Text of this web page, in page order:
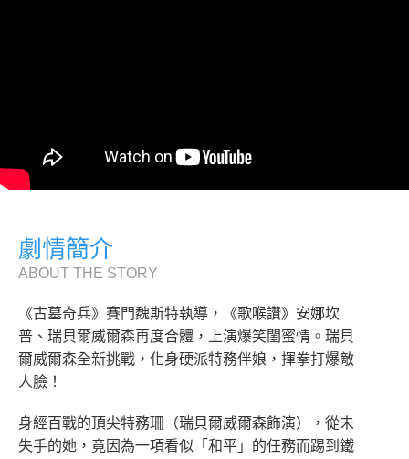
劇情簡介
ABOUT THE STORY
《古墓奇兵》賽門魏斯特執導，《歌喉讚》安娜坎
普、瑞貝爾威爾森再度合體，上演爆笑閨蜜情。瑞貝
爾威爾森全新挑戰，化身硬派特務伴娘，揮拳打爆敵
人臉！
身經百戰的頂尖特務珊（瑞貝爾威爾森飾演），從未
失手的她，竟因為一項看似「和平」的任務而踢到鐵